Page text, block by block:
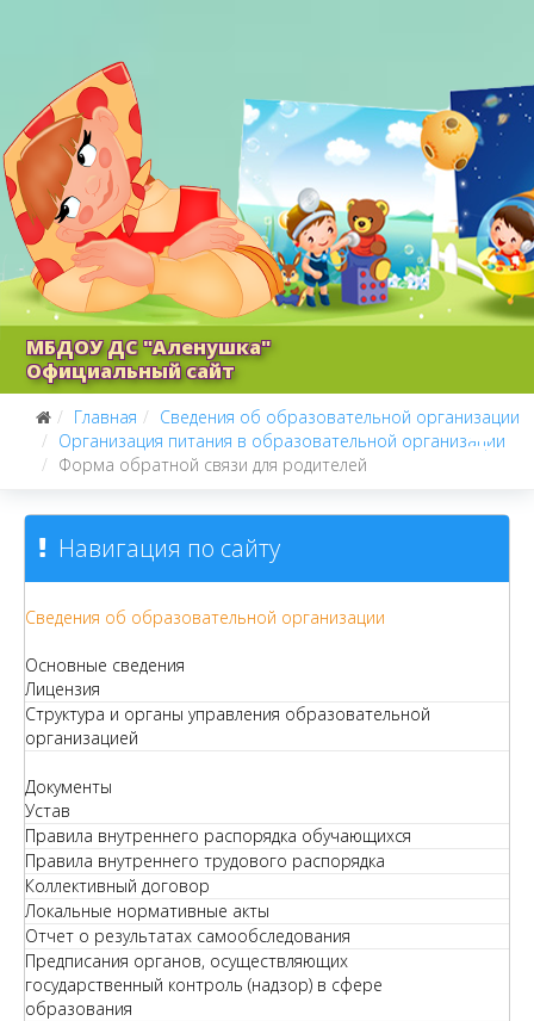
МБДОУ ДС "Аленушка"
Официальный сайт
Главная
Сведения об образовательной организации
Организация питания в образовательной организации
Форма обратной связи для родителей
Навигация по сайту
Сведения об образовательной организации
Основные сведения
Лицензия
Структура и органы управления образовательной
организацией
Документы
Устав
Правила внутреннего распорядка обучающихся
Правила внутреннего трудового распорядка
Коллективный договор
Локальные нормативные акты
Отчет о результатах самообследования
Предписания органов, осуществляющих
государственный контроль (надзор) в сфере
образования